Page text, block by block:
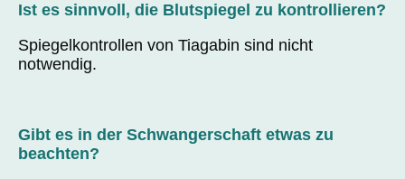
Ist es sinnvoll, die Blutspiegel zu kontrollieren?
Spiegelkontrollen von Tiagabin sind nicht
notwendig.
Gibt es in der Schwangerschaft etwas zu
beachten?